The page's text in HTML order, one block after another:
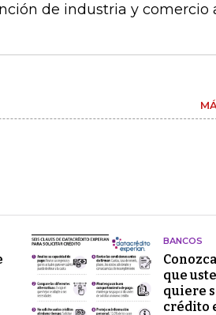
de industria y comercio
BANCOS
que
quiere
crédito